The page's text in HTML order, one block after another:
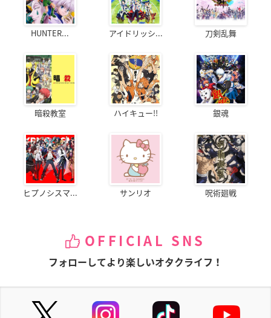
HUNTER... アイドリッシ... 刀剣乱舞
暗殺教室 ハイキュー!! 銀魂
ヒプノシスマ... サンリオ 呪術廻戦
OFFICIAL SNS
フォローしてより楽しいオタクライフ！